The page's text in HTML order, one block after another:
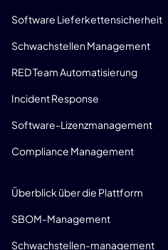
Software Lieferkettensicherheit
Schwachstellen Management
RED Team Automatisierung
Incident Response
Software-Lizenzmanagement
Compliance Management
Überblick über die Plattform
SBOM-Management
Schwachstellen-management